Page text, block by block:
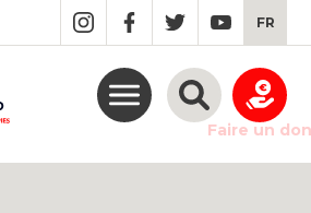
FR
Faire un don